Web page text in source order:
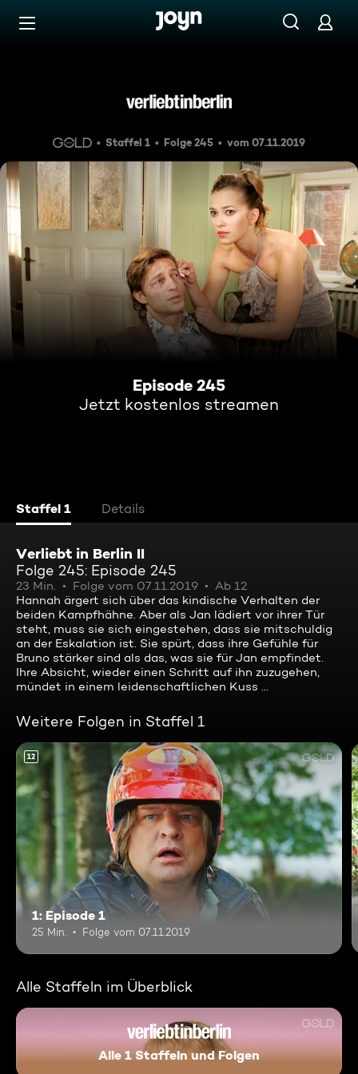
Zum Inhalt springen
Staffel 1 Folge 245 vom 07.11.2019
Episode 245
Jetzt kostenlos streamen
Staffel 1 Details
Verliebt in Berlin II
Folge 245: Episode 245
23 Min. Folge vom 07.11.2019
Ab 12
Hannah ärgert sich über das kindische Verhalten der
beiden Kampfhähne. Aber als Jan lädiert vor ihrer Tür
steht, muss sie sich eingestehen, dass sie mitschuldig
an der Eskalation ist. Sie spürt, dass ihre Gefühle für
Bruno stärker sind als das, was sie für Jan empfindet.
Ihre Absicht, wieder einen Schritt auf ihn zuzugehen,
mündet in einem leidenschaftlichen Kuss ...
Weitere Folgen in Staffel 1
12
1: Episode 1
25 Min. Folge vom 07.11.2019
Alle Staffeln im Überblick
Alle 1 Staffeln und Folgen